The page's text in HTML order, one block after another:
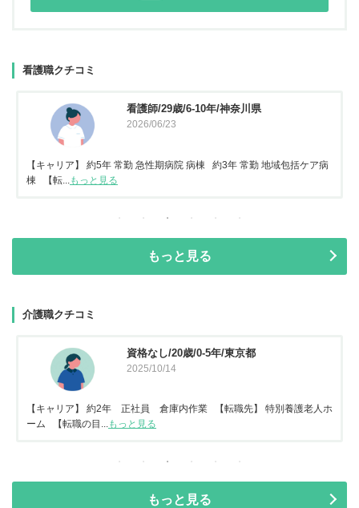
看護職クチコミ
看護師/29歳/6-10年/神奈川県
2026/06/23
【キャリア】 約5年 常勤 急性期病院 病棟 約3年 常勤 地域包括ケア病
棟 【転...
もっと見る
もっと見る
介護職クチコミ
資格なし/20歳/0-5年/東京都
2025/10/14
【キャリア】 約2年 正社員 倉庫内作業 【転職先】 特別養護老人ホ
ーム 【転職の目...もっと見る
もっと見る